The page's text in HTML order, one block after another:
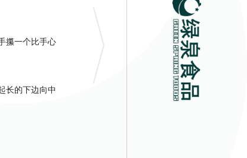
攥一个比手心
长的下边向中